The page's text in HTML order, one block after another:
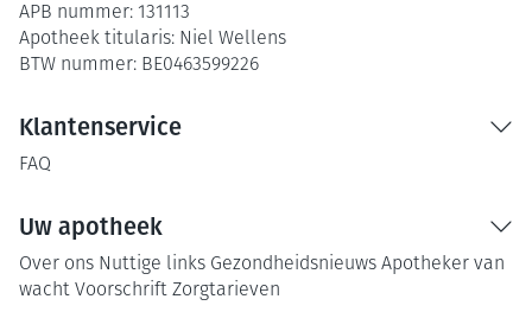
APB nummer: 131113
Apotheek titularis: Niel Wellens
BTW nummer: BE0463599226
Klantenservice
FAQ
Uw apotheek
Over ons Nuttige links Gezondheidsnieuws Apotheker van
wacht Voorschrift Zorgtarieven